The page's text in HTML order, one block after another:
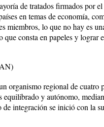
de tratados firmados por
en temas de economía,
miembros, lo que no hay es
consta en papeles y lograr
organismo regional de cuatro
equilibrado y autónomo,
integración se inició con la